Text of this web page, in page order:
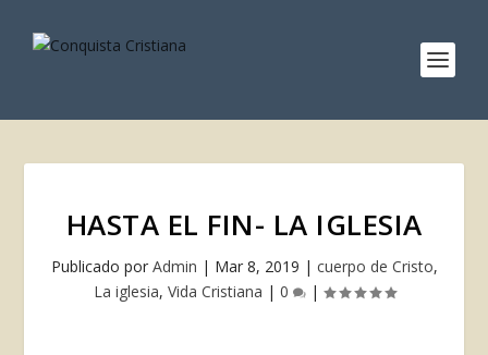
HASTA EL FIN- LA IGLESIA
Publicado por Admin | Mar 8, 2019 | cuerpo de Cristo,
La iglesia, Vida Cristiana | 0 |